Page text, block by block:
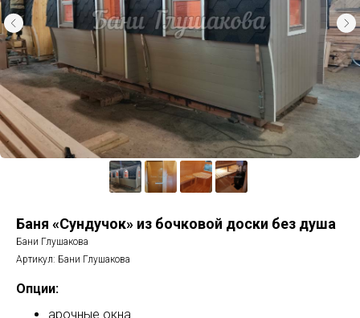
Баня «Сундучок» из бочковой доски без душа
Бани Глушакова
Артикул: Бани Глушакова
Опции:
арочные окна